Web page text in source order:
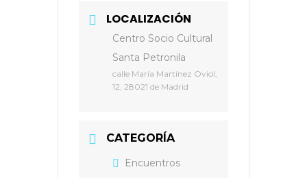
LOCALIZACIÓN
Centro Socio Cultural
Santa Petronila
calle María Martínez Oviol,
12, 28021 de Madrid
CATEGORÍA
Encuentros